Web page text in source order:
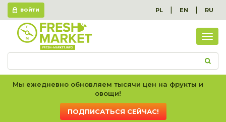
ВОЙТИ PL | EN | RU
вес
Мы ежедневно обновляем тысячи цен на фрукты и
овощи!
ПОДПИСАТЬСЯ СЕЙЧАС!